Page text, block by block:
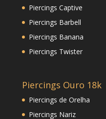
Piercings Captive
Piercings Barbell
Piercings Banana
Piercings Twister
Piercings Ouro 18k
Piercings de Orelha
Piercings Nariz